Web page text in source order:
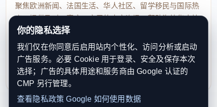
一位83岁老人住院6个月，由于病房温度高达
35℃，其儿子专门自费购买了一台移动空调，希望安
装到母亲病房内。然而医院拒绝了。医院最初给出的
理由是：“如果只有一个病人可以使用（空调），对其
他患者并不公平。”随后医院又解释称：“医院电力系
聚焦欧洲新闻、法国生活、华人社区、留学移民与国际热
点，提供及时、真实、实用的中文资讯，帮助海外华人快
速了解欧洲动态。
contact@xinouzhou.com
服务支持、版权与合作：工作日优先处理站务、投稿与权
利通知
你的隐私选择
我们仅在你同意后启用站内个性化、访问分析或启动
广告服务。必要 Cookie 用于登录、安全及保存本次
选择；广告的具体用途和服务商由 Google 认证的
CMP 另行管理。
查看隐私政策 Google 如何使用数据